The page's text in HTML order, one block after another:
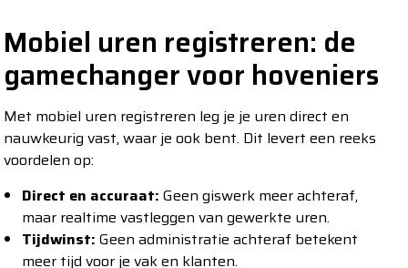
Mobiel uren registreren: de
gamechanger voor hoveniers
Met mobiel uren registreren leg je je uren direct en
nauwkeurig vast, waar je ook bent. Dit levert een reeks
voordelen op:
Direct en accuraat: Geen giswerk meer achteraf,
maar realtime vastleggen van gewerkte uren.
Tijdwinst: Geen administratie achteraf betekent
meer tijd voor je vak en klanten.